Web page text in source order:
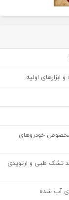
اولیه
خودروهای
تشک طبی و ارتوپدی
آب شده